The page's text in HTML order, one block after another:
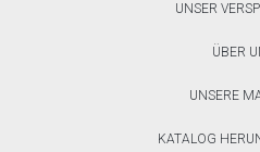
UNSER
ÜBER
UNSERE
KATALOG